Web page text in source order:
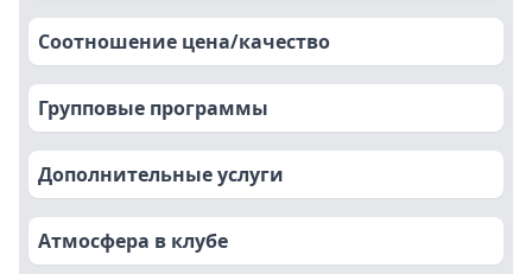
Соотношение цена/качество
Групповые программы
Дополнительные услуги
Атмосфера в клубе